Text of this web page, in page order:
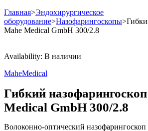
Главная>Эндохирургическое
оборудование>Назофарингоскопы>
Mahe Medical GmbH 300/2.8
Availability: В наличии
MaheMedical
Гибкий
Medical GmbH 300/2.8
Волоконно-оптический